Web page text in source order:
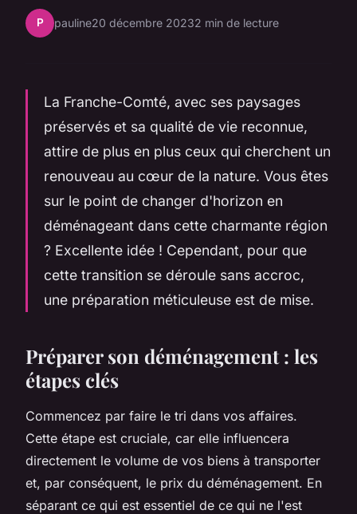
P pauline20 décembre 20232 min de lecture
La Franche-Comté, avec ses paysages
préservés et sa qualité de vie reconnue,
attire de plus en plus ceux qui cherchent un
renouveau au cœur de la nature. Vous êtes
sur le point de changer d'horizon en
déménageant dans cette charmante région
? Excellente idée ! Cependant, pour que
cette transition se déroule sans accroc,
une préparation méticuleuse est de mise.
Préparer son déménagement : les
étapes clés
Commencez par faire le tri dans vos affaires.
Cette étape est cruciale, car elle influencera
directement le volume de vos biens à transporter
et, par conséquent, le prix du déménagement. En
séparant ce qui est essentiel de ce qui ne l'est